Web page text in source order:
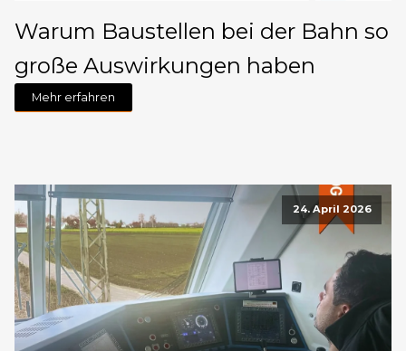
Warum Baustellen bei der Bahn so
große Auswirkungen haben
Mehr erfahren
24. April 2026